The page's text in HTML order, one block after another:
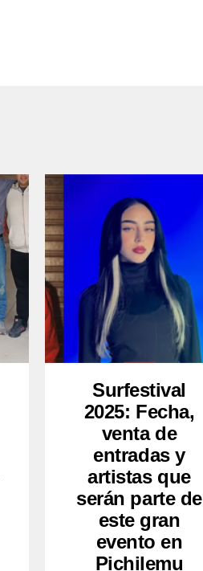
Surfestival
2025: Fecha,
venta de
entradas y
artistas que
serán parte de
este gran
evento en
Pichilemu